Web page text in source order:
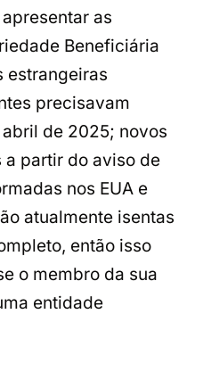
as
Beneficiária
estrangeiras
precisavam
de 2025; novos
partir do aviso de
nos EUA e
atualmente isentas
então isso
o membro da sua
entidade